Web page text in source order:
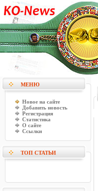
МЕНЮ
Новое на сайте
Добавить новость
Регистрация
Статистика
О сайте
Ссылки
ТОП СТАТЬИ